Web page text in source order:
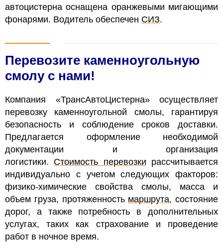
автоцистерна оснащена оранжевыми мигающими
фонарями. Водитель обеспечен СИЗ.
Перевозите каменноугольную
смолу с нами!
Компания «ТрансАвтоЦистерна» осуществляет
перевозку каменноугольной смолы, гарантируя
безопасность и соблюдение сроков доставки.
Предлагается оформление необходимой
документации и организация
логистики. Стоимость перевозки рассчитывается
индивидуально с учетом следующих факторов:
физико-химические свойства смолы, масса и
объем груза, протяженность маршрута, состояние
дорог, а также потребность в дополнительных
услугах, таких как страхование и проведение
работ в ночное время.